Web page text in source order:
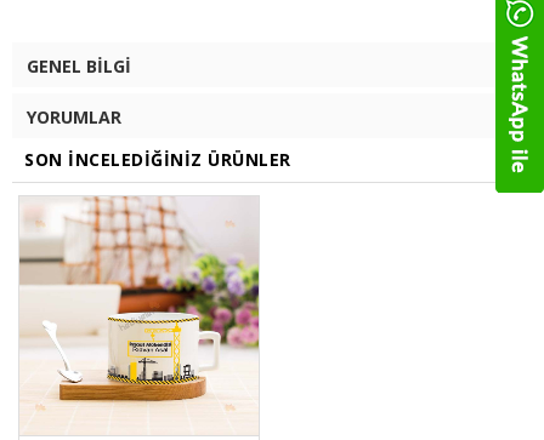
GENEL BILGI
YORUMLAR
SON İNCELEDIĞINIZ ÜRÜNLER